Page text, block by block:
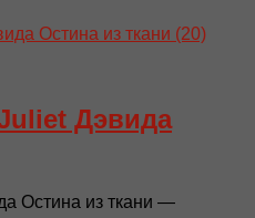
Дэвида
Остина из ткани —